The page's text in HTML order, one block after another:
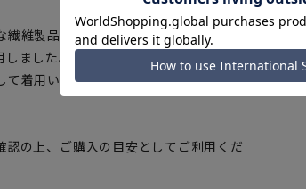
繊維製品の証「OEKO-
ました。生地から付属まですべてが厳
て着用いただけます。
の上、ご購入の目安としてご利用くだ